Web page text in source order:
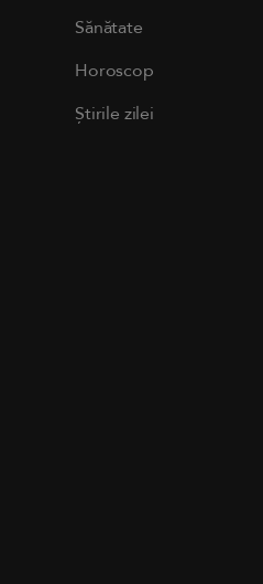
Sănătate
Horoscop
Știrile zilei